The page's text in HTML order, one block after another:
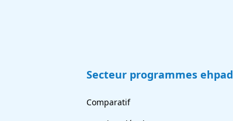
Secteur programmes ehpad
Comparatif